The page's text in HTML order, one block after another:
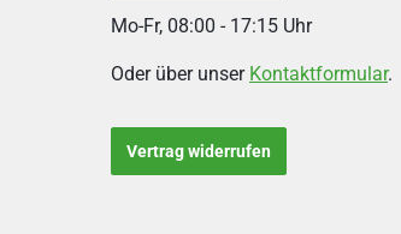
Mo-Fr, 08:00 - 17:15 Uhr
Oder über unser Kontaktformular.
Vertrag widerrufen